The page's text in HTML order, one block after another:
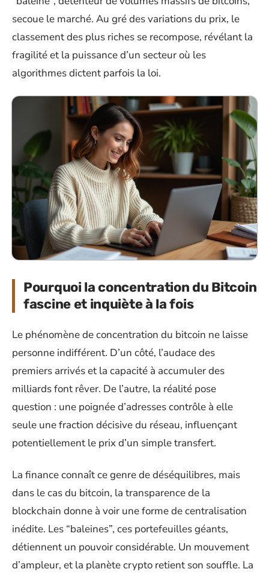
secoue le marché. Au gré des variations du prix, le
classement des plus riches se recompose, révélant la
fragilité et la puissance d’un secteur où les
algorithmes dictent parfois la loi.
Pourquoi la concentration du Bitcoin
fascine et inquiète à la fois
Le phénomène de concentration du bitcoin ne laisse
personne indifférent. D’un côté, l’audace des
premiers arrivés et la capacité à accumuler des
milliards font rêver. De l’autre, la réalité pose
question : une poignée d’adresses contrôle à elle
seule une fraction décisive du réseau, influençant
potentiellement le prix d’un simple transfert.
La finance connaît ce genre de déséquilibres, mais
dans le cas du bitcoin, la transparence de la
blockchain donne à voir une forme de centralisation
inédite. Les “baleines”, ces portefeuilles géants,
détiennent un pouvoir considérable. Un mouvement
d’ampleur, et la planète crypto retient son souffle. La